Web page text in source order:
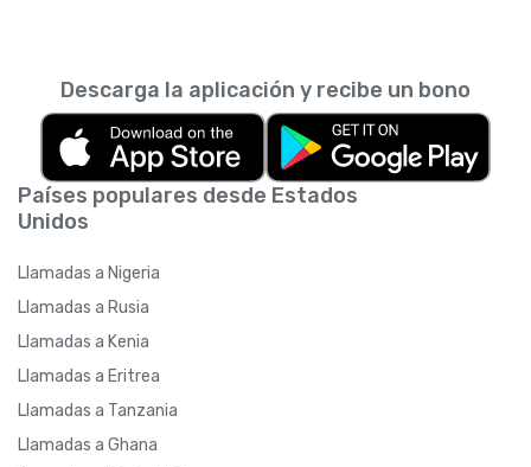
Países populares desde Estados
Unidos
Llamadas a Nigeria
Llamadas a Rusia
Llamadas a Kenia
Llamadas a Eritrea
Llamadas a Tanzania
Llamadas a Ghana
Descarga la aplicación y recibe un bono